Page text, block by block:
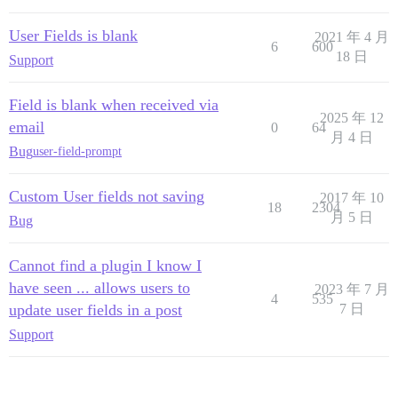
User Fields is blank
Support
6 600
2021 年 4 月
18 日
Field is blank when received via
email
Buguser-field-prompt
0 64
2025 年 12
月 4 日
Custom User fields not saving
Bug
18 2304
2017 年 10
月 5 日
Cannot find a plugin I know I
have seen ... allows users to
update user fields in a post
Support
4 535
2023 年 7 月
7 日